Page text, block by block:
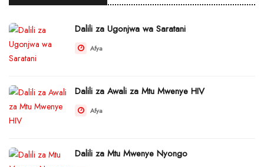
Dalili za Ugonjwa wa Saratani
Afya
Dalili za Awali za Mtu Mwenye HIV
Afya
Dalili za Mtu Mwenye Nyongo